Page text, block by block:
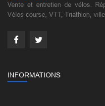
Vente et entretien de vélos.
Vélos course, VTT, Triathlon,
INFORMATIONS